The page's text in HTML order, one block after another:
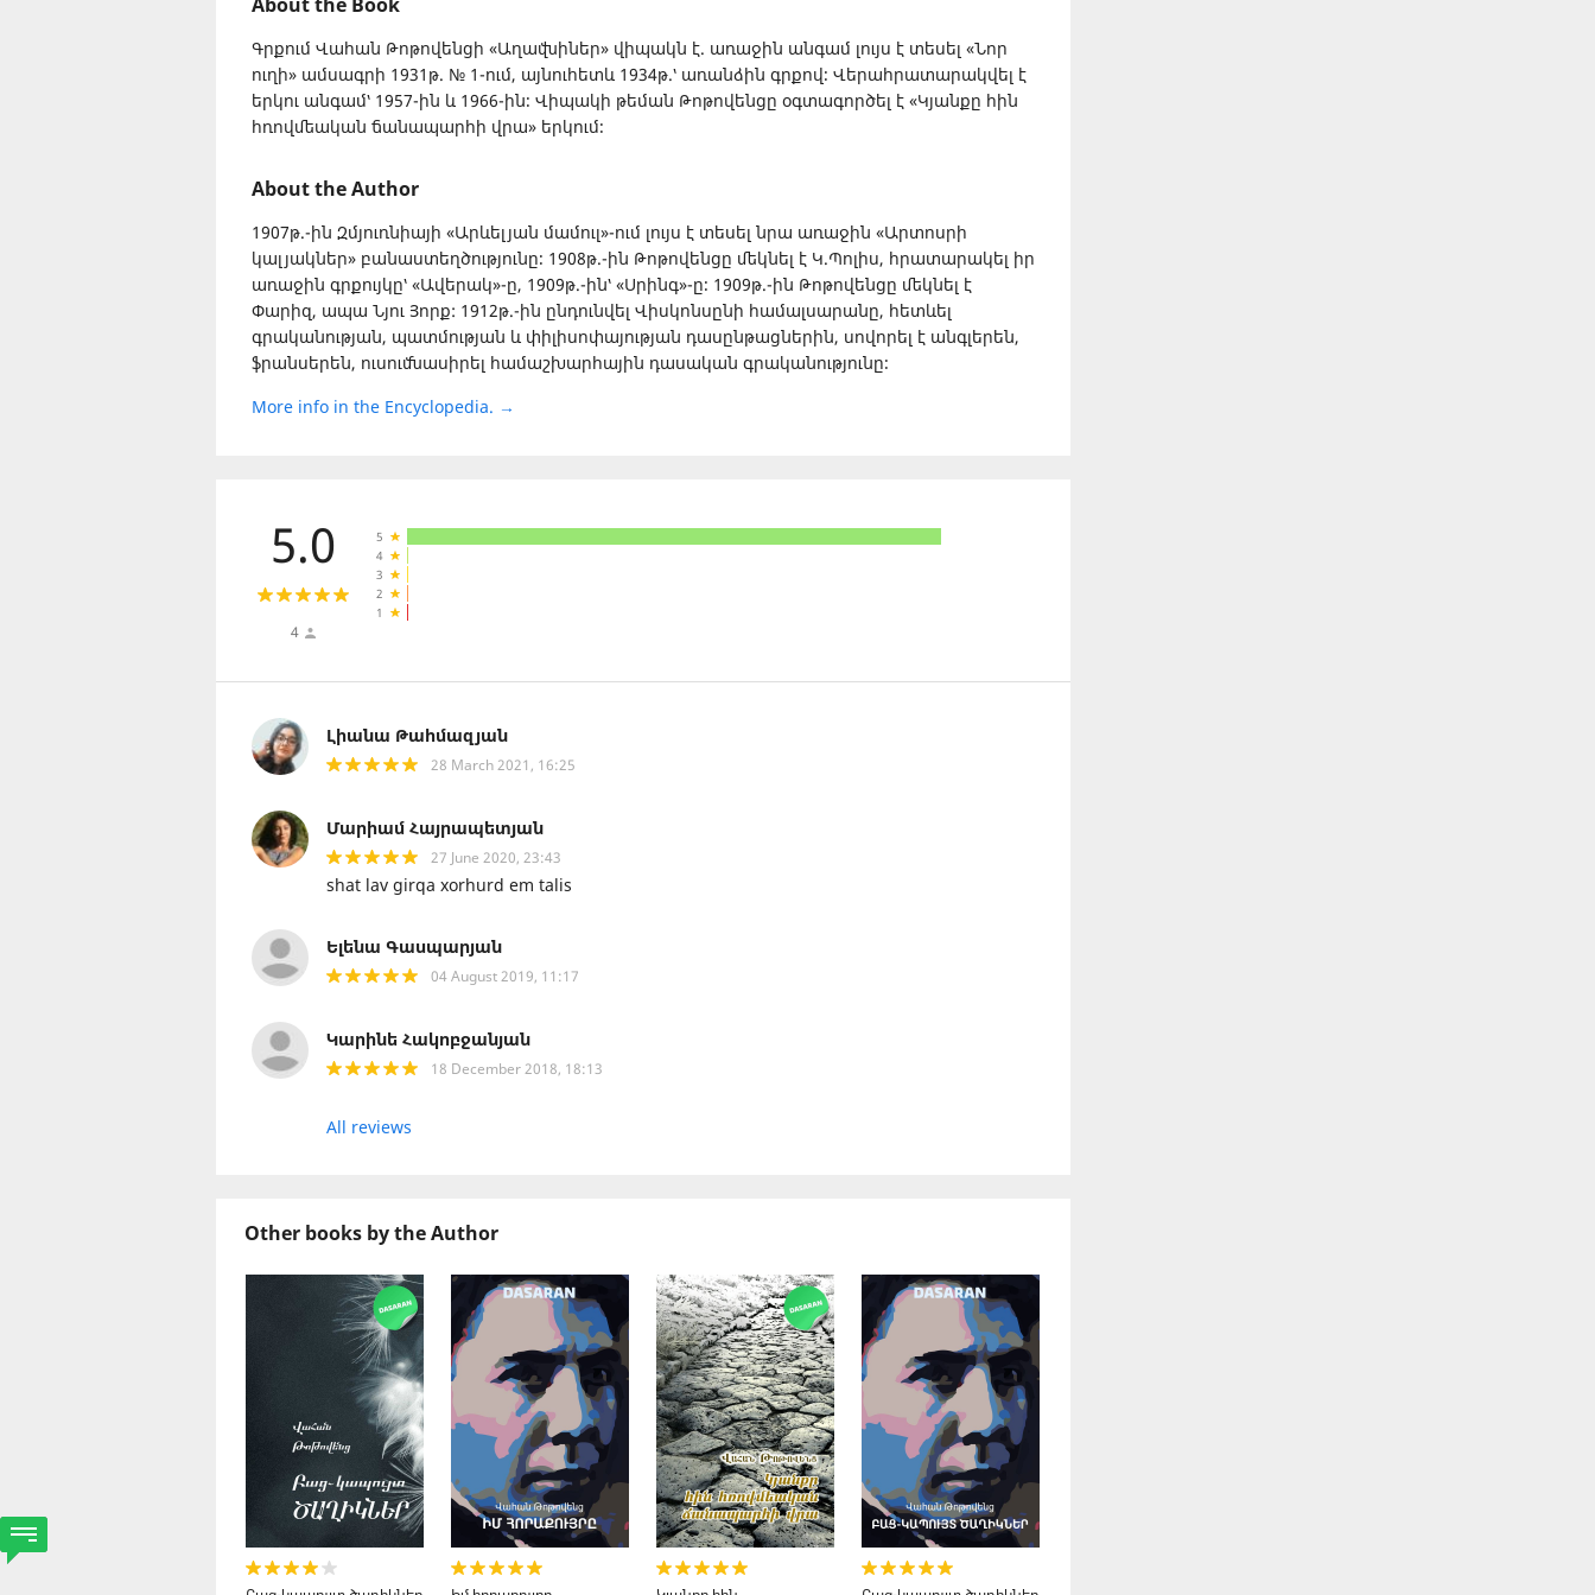
Գրքում Վահան Թոթովենցի «Աղավնիներ» վիպակն է. առաջին անգամ լույս է տեսել «Նոր
ուղի» ամսագրի 1931թ. № 1-ում, այնուհետև 1934թ.՝ առանձին գրքով։ Վերահրատարակվել է
երկու անգամ՝ 1957-ին և 1966-ին։ Վիպակի թեման Թոթովենցը օգտագործել է «Կյանքը հին
հռովմեական ճանապարհի վրա» երկում։
About the Author
1907թ.-ին Զմյուռնիայի «Արևելյան մամուլ»-ում լույս է տեսել նրա առաջին «Արտոսրի
կալյակներ» բանաստեղծությունը։ 1908թ.-ին Թոթովենցը մեկնել է Կ.Պոլիս, հրատարակել իր
առաջին գրքույկը՝ «Ավերակ»-ը, 1909թ.-ին՝ «Սրինգ»-ը։ 1909թ.-ին Թոթովենցը մեկնել է
Փարիզ, ապա Նյու Յորք: 1912թ.-ին ընդունվել Վիսկոնսընի համալսարանը, հետևել
գրականության, պատմության և փիլիսոփայության դասընթացներին, սովորել է անգլերեն,
ֆրանսերեն, ուսումնասիրել համաշխարհային դասական գրականությունը։
More info in the Encyclopedia. →
5.0
4
5
4
3
2
1
Լիանա Թահմազյան
28 March 2021, 16:25
Մարիամ Հայրապետյան
27 June 2020, 23:43
shat lav girqa xorhurd em talis
Ելենա Գասպարյան
04 August 2019, 11:17
Կարինե Հակոբջանյան
18 December 2018, 18:13
All reviews
Other books by the Author